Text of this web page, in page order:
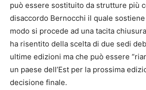
può essere sostituito da strutture più
disaccordo Bernocchi il quale
modo si procede ad una tacita
ha risentito della scelta di due sedi
ultime edizioni ma che può essere
un paese dell’Est per la prossima
decisione finale.